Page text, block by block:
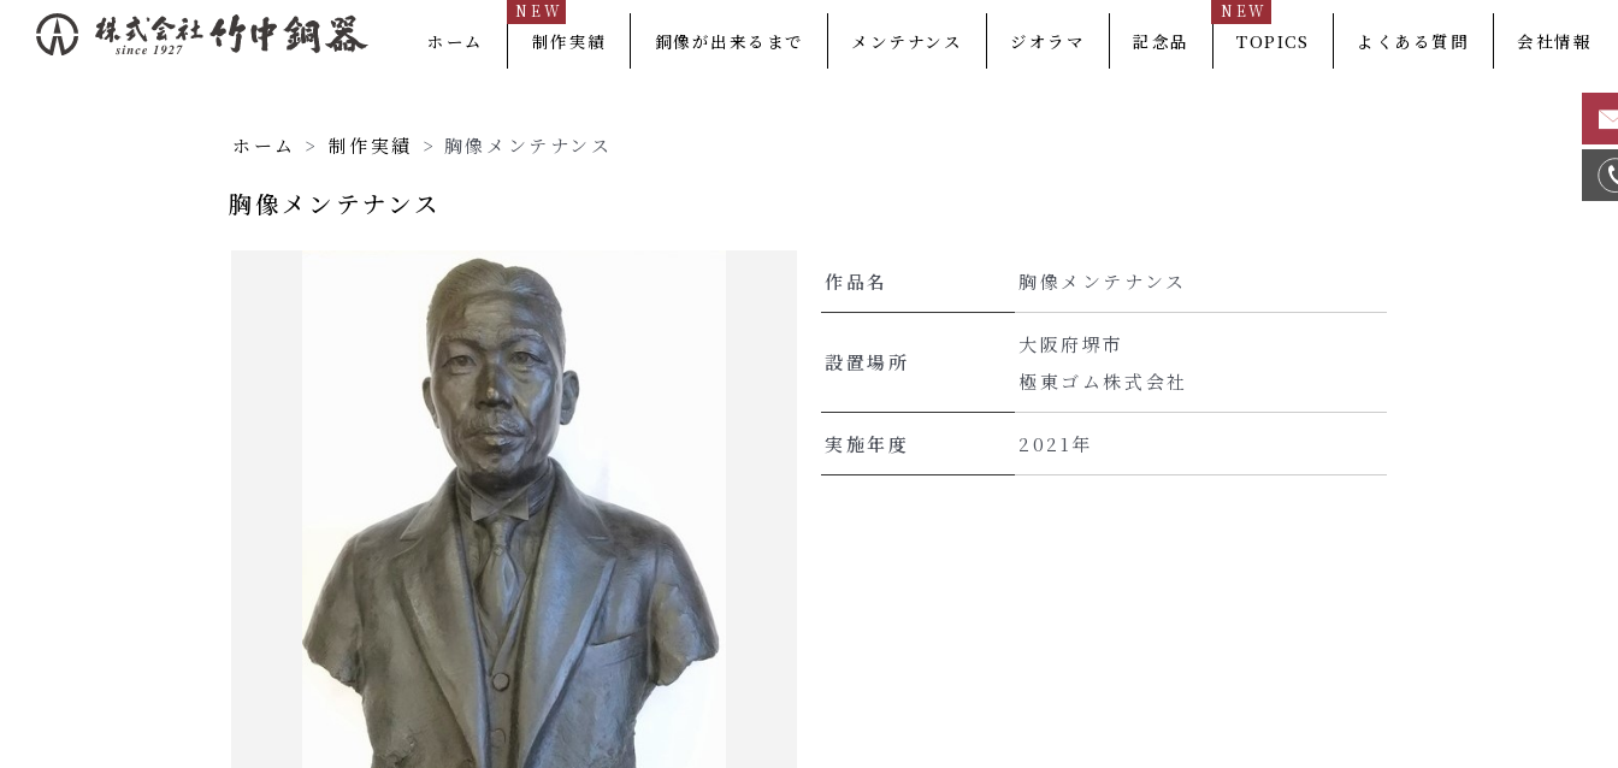
ホーム 制作実績
NEW
銅像が出来るまで メンテナンス ジオラマ 記念品 TOPICS
NEW
よくある質問 会社情報
ホーム > 制作実績 > 胸像メンテナンス
胸像メンテナンス
作品名 胸像メンテナンス
設置場所
大阪府堺市
極東ゴム株式会社
実施年度 2021年